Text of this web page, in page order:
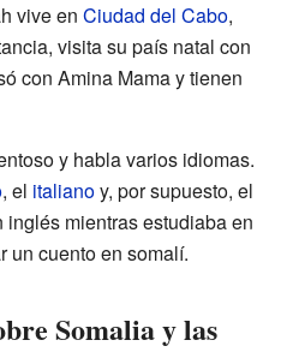
vive en Ciudad del Cabo,
visita su país natal con
con Amina Mama y tienen
y habla varios idiomas.
, el italianoy, por supuesto, el
mientras estudiaba en
un cuento en somalí.
Somalia y las